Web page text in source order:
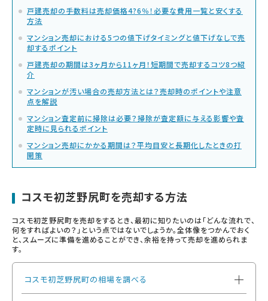
戸建売却の手数料は売却価格4?6％！必要な費用一覧と安くする
方法
マンション売却における5つの値下げタイミングと値下げなしで売
却するポイント
戸建売却の期間は3ヶ月から11ヶ月！短期間で売却するコツ8つ紹
介
マンションが汚い場合の売却方法とは？売却時のポイントや注意
点を解説
マンション査定前に掃除は必要？掃除が査定額に与える影響や査
定時に見られるポイント
マンション売却にかかる期間は？平均目安と長期化したときの打
開策
コスモ初芝野尻町を売却する方法
コスモ初芝野尻町を売却をするとき、最初に知りたいのは「どんな流れで、
何をすればよいの？」という点ではないでしょうか。全体像をつかんでおく
と、スムーズに準備を進めることができ、余裕を持って売却を進められま
す。
コスモ初芝野尻町の相場を調べる